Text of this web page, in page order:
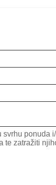
svrhu ponuda
te zatražiti